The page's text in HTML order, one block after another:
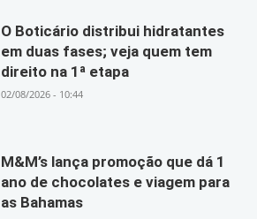
O Boticário distribui hidratantes
em duas fases; veja quem tem
direito na 1ª etapa
02/08/2026 - 10:44
M&M’s lança promoção que dá 1
ano de chocolates e viagem para
as Bahamas